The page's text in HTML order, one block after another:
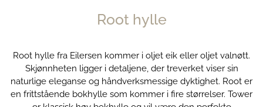
Root hylle
Root hylle fra Eilersen kommer i oljet eik eller oljet valnøtt.
Skjønnheten ligger i detaljene, der treverket viser sin
naturlige eleganse og håndverksmessige dyktighet. Root er
en frittstående bokhylle som kommer i fire størrelser. Tower